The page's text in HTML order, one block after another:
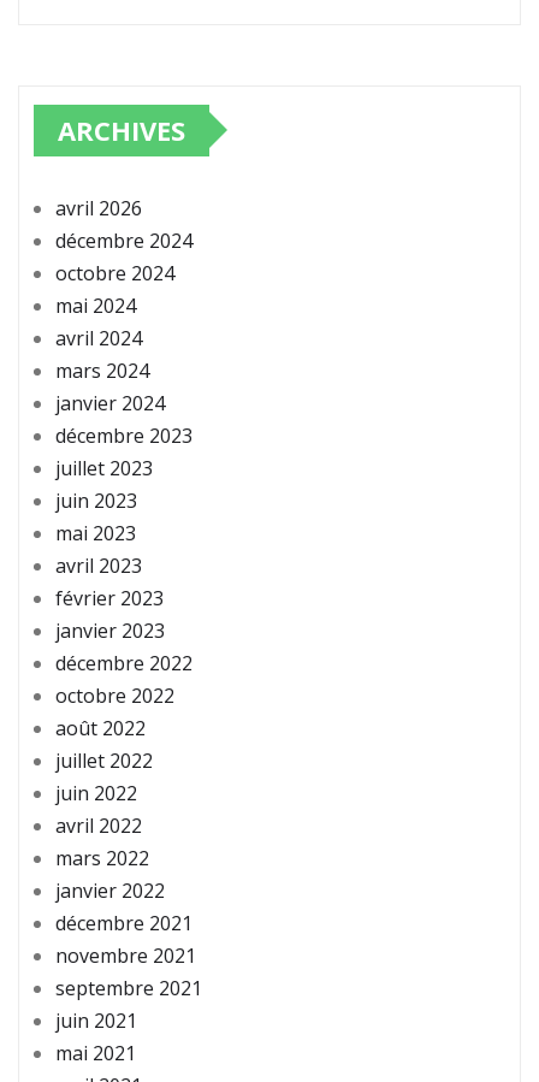
ARCHIVES
avril 2026
décembre 2024
octobre 2024
mai 2024
avril 2024
mars 2024
janvier 2024
décembre 2023
juillet 2023
juin 2023
mai 2023
avril 2023
février 2023
janvier 2023
décembre 2022
octobre 2022
août 2022
juillet 2022
juin 2022
avril 2022
mars 2022
janvier 2022
décembre 2021
novembre 2021
septembre 2021
juin 2021
mai 2021